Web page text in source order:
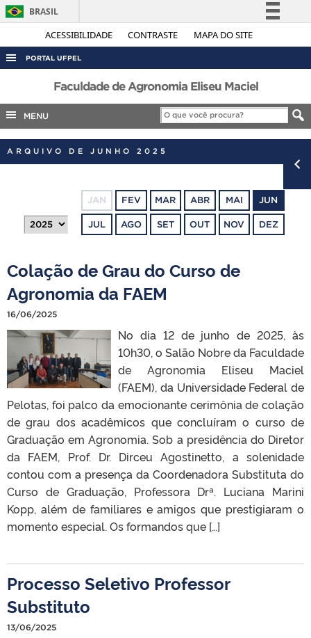
ACESSIBILIDADE CONTRASTE MAPA DO SITE
BRASIL
Simplifique!
Legislação
Canais
PORTAL UFPEL
ACESSO À INFORMAÇÃO
AUDITORIA
COBALTO
CONCURSOS
OUVIDORIA
TELEFONES
Faculdade de Agronomia Eliseu Maciel
MENU
ARQUIVO DE JUNHO 2025
JAN FEV MAR ABR MAI JUN
JUL AGO SET OUT NOV DEZ
Colação de Grau do Curso de
Agronomia da FAEM
16/06/2025
No dia 12 de junho de 2025, às
10h30, o Salão Nobre da Faculdade
de Agronomia Eliseu Maciel
(FAEM), da Universidade Federal de
Pelotas, foi palco da emocionante cerimônia de colação
de grau dos acadêmicos que concluíram o curso de
Graduação em Agronomia. Sob a presidência do Diretor
da FAEM, Prof. Dr. Dirceu Agostinetto, a solenidade
contou com a presença da Coordenadora Substituta do
Curso de Graduação, Professora Drª. Luciana Marini
Kopp, além de familiares e amigos que prestigiaram o
momento especial. Os formandos que […]
Processo Seletivo Professor
Substituto
13/06/2025